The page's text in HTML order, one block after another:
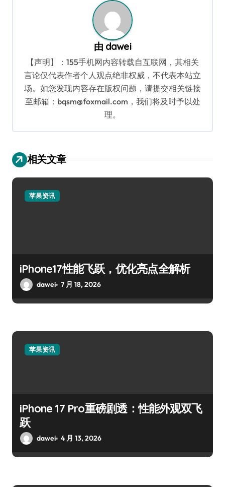
由 dawei
【声明】：155手机网内容转载自互联网，其相关
言论仅代表作者个人观点绝非权威，不代表本站立
场。如您发现内容存在版权问题，请提交相关链接
至邮箱：bqsm@foxmail.com，我们将及时予以处
理。
相关文章
苹果资讯
iPhone17性能飞跃，优化亮点全解析
dawei 7 月 18, 2026
苹果资讯
iPhone 17 Pro重磅剧透：性能外观双飞
跃
dawei 4 月 13, 2026